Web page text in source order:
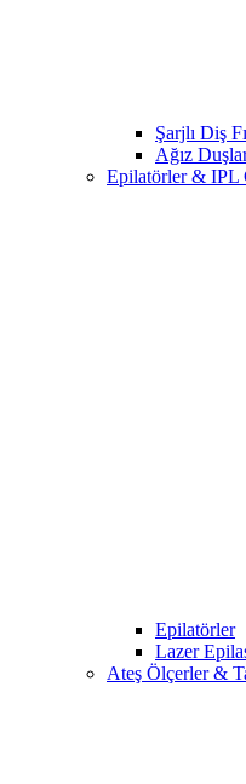
Şarjlı Diş
Ağız
Epilatörler & IPL
Epilatörler
Lazer
Ateş Ölçerler &